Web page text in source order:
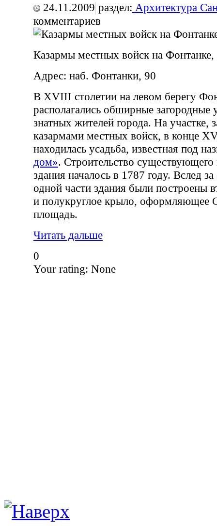
24.11.2009 раздел: Архитектура
комментариев
Казармы местных войск на Фонтанке,
Адрес: наб. Фонтанки, 90
В XVIII столетии на левом берегу
располагались обширные загородные
знатных жителей города. На
казармами местных войск, в конце
находилась усадьба, известная под
дом». Строительство существующего
здания началось в 1787 году. Вслед
одной части здания были построены
и полукруглое крыло, оформляющее
площадь.
Читать дальше
0
Your rating: None